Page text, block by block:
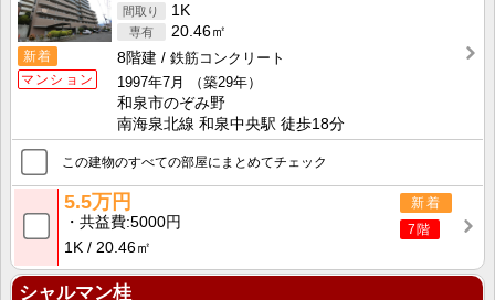
新着
マンション
1K
20.46㎡
8階建
鉄筋コンクリート
1997年7月
（築29年）
和泉市のぞみ野
南海泉北線 和泉中央駅 徒歩18分
この建物のすべての部屋にまとめてチェック
新着
7階
5.5万円
共益費 5000円
1K
20.46㎡
シャルマン桂